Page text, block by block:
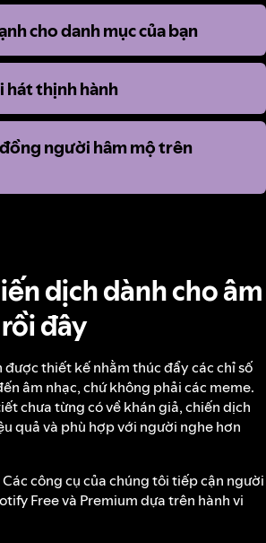
cho danh mục của bạn
cho danh mục của bạn
hát thịnh hành
hát thịnh hành
người hâm mộ trên
người hâm mộ trên
dịch dành cho âm
đây
được thiết kế nhằm thúc đẩy các chỉ số
âm nhạc, chứ không phải các meme.
chưa từng có về khán giả, chiến dịch
quả và phù hợp với người nghe hơn
công cụ của chúng tôi tiếp cận người
Free và Premium dựa trên hành vi